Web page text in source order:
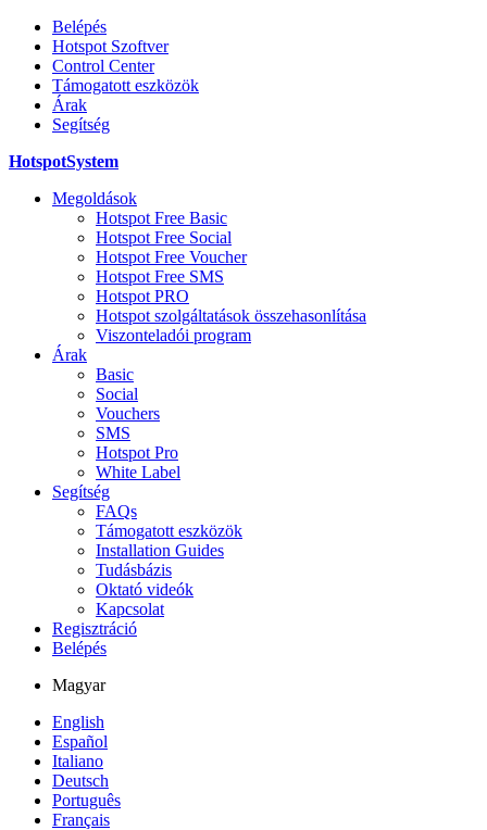
Belépés
Hotspot Szoftver
Control Center
Támogatott eszközök
Árak
Segítség
HotspotSystem
Megoldások
Hotspot Free Basic
Hotspot Free Social
Hotspot Free Voucher
Hotspot Free SMS
Hotspot PRO
Hotspot szolgáltatások összehasonlítása
Viszonteladói program
Árak
Basic
Social
Vouchers
SMS
Hotspot Pro
White Label
Segítség
FAQs
Támogatott eszközök
Installation Guides
Tudásbázis
Oktató videók
Kapcsolat
Regisztráció
Belépés
Magyar
English
Español
Italiano
Deutsch
Português
Français